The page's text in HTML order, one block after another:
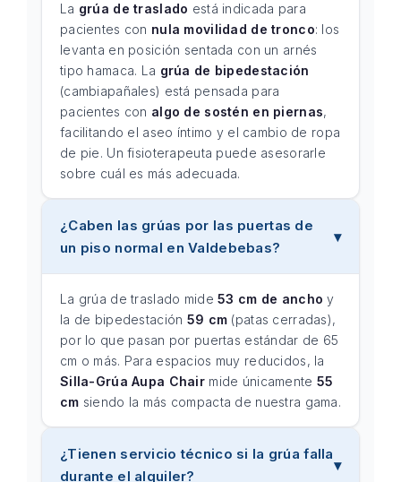
La grúa de traslado está indicada para
pacientes con nula movilidad de tronco: los
levanta en posición sentada con un arnés
tipo hamaca. La grúa de bipedestación
(cambiapañales) está pensada para
pacientes con algo de sostén en piernas,
facilitando el aseo íntimo y el cambio de ropa
de pie. Un fisioterapeuta puede asesorarle
sobre cuál es más adecuada.
¿Caben las grúas por las puertas de
un piso normal en Valdebebas?
La grúa de traslado mide53 cm de ancho y
la de bipedestación 59 cm (patas cerradas),
por lo que pasan por puertas estándar de 65
cm o más. Para espacios muy reducidos, la
Silla-Grúa Aupa Chair mide únicamente 55
cm siendo la más compacta de nuestra gama.
¿Tienen servicio técnico si la grúa falla
durante el alquiler?